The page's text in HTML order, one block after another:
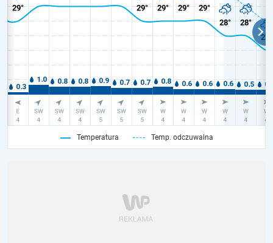
Temperatura Temp. odczuwalna